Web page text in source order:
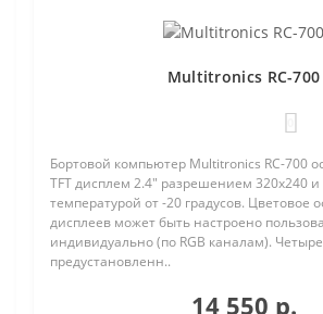
Multitronics RC-700
Бортовой компьютер Multitronics RC-700
TFT дисплем 2.4" разрешением 320х240 и
температурой от -20 градусов. Цветовое
дисплеев может быть настроено
индивидуально (по RGB каналам). Четыре
предустановленн..
14 550 р.